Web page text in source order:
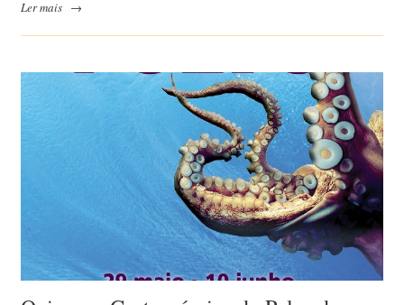
Ler mais →